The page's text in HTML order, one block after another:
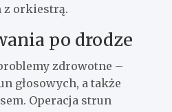
orkiestrą.
po drodze
zdrowotne –
głosowych, a także
Operacja strun